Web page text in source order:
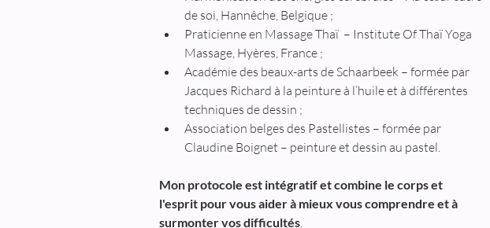
de soi, Hannêche, Belgique ;
Praticienne en Massage Thaï  – Institute Of Thaï Yoga
Massage, Hyères, France ;
Académie des beaux-arts de Schaarbeek – formée par
Jacques Richard à la peinture à l’huile et à différentes
techniques de dessin ;
Association belges des Pastellistes – formée par
Claudine Boignet – peinture et dessin au pastel.
Mon protocole est intégratif et combine le corps et
l'esprit pour vous aider à mieux vous comprendre et à
surmonter vos difficultés.